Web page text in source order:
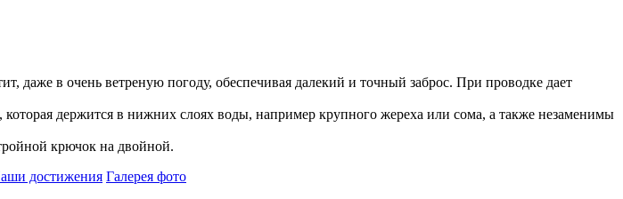
даже в очень ветреную погоду, обеспечивая далекий и точный заброс. При проводке дает
держится в нижних слоях воды, например крупного жереха или сома, а также незаменимы
крючок на двойной.
достижения Галерея фото